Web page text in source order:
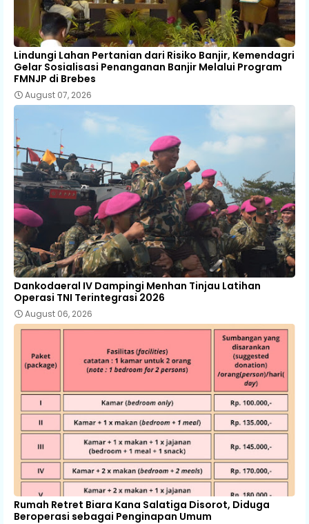
Lindungi Lahan Pertanian dari Risiko Banjir, Kemendagri
Gelar Sosialisasi Penanganan Banjir Melalui Program
FMNJP di Brebes
August 07, 2026
Dankodaeral IV Dampingi Menhan Tinjau Latihan
Operasi TNI Terintegrasi 2026
August 06, 2026
Rumah Retret Biara Kana Salatiga Disorot, Diduga
Beroperasi sebagai Penginapan Umum